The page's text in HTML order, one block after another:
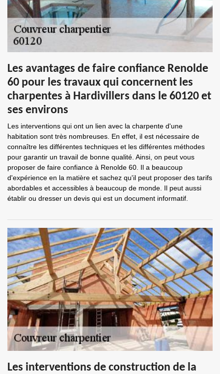
Les avantages de faire confiance Renolde
60 pour les travaux qui concernent les
charpentes à Hardivillers dans le 60120 et
ses environs
Les interventions qui ont un lien avec la charpente d'une
habitation sont très nombreuses. En effet, il est nécessaire de
connaître les différentes techniques et les différentes méthodes
pour garantir un travail de bonne qualité. Ainsi, on peut vous
proposer de faire confiance à Renolde 60. Il a beaucoup
d'expérience en la matière et sachez qu'il peut proposer des tarifs
abordables et accessibles à beaucoup de monde. Il peut aussi
établir ou dresser un devis qui est un document informatif.
Les interventions de construction de la